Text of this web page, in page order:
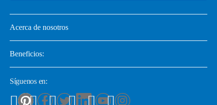
Acerca de nosotros
Beneficios:
Síguenos en: